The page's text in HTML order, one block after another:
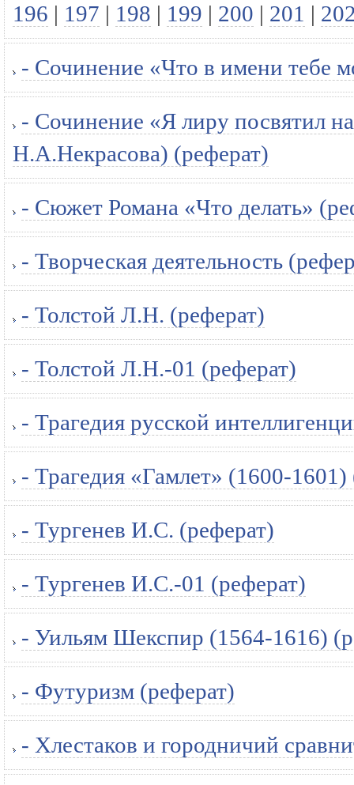
196 | 197 | 198 | 199 | 200 | 201 |
- Сочинение «Что в имени тебе
- Сочинение «Я лиру посвятил
Н.А.Некрасова) (реферат)
- Сюжет Романа «Что делать»
- Творческая деятельность
- Толстой Л.Н. (реферат)
- Толстой Л.Н.-01 (реферат)
- Трагедия русской
- Трагедия «Гамлет» (1600-1601)
- Тургенев И.С. (реферат)
- Тургенев И.С.-01 (реферат)
- Уильям Шекспир (1564-1616)
- Футуризм (реферат)
- Хлестаков и городничий